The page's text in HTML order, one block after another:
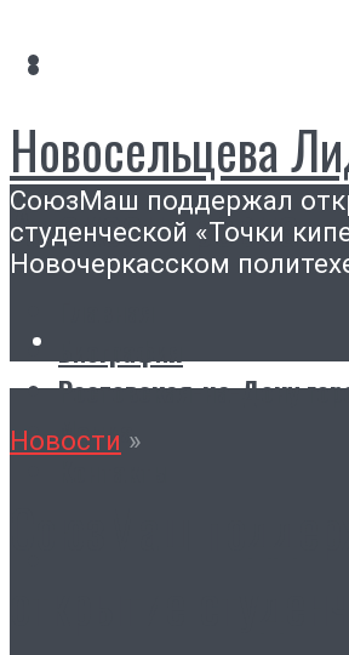
Новосельцева
Александровна
Ростовская-на-Дону
Медиа
СоюзМаш поддержал
студенческой «Точки
Новочеркасском
Новости »